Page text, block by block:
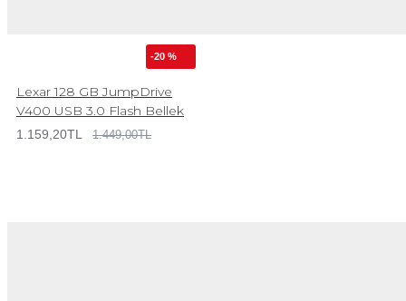
-20 %
Lexar 128 GB JumpDrive
V400 USB 3.0 Flash Bellek
1.159,20TL 1.449,00TL